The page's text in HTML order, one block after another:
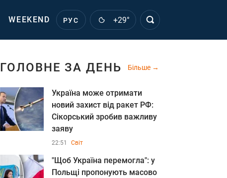
WEEKEND РУС +29°
ГОЛОВНЕ ЗА ДЕНЬ Більше
Україна може отримати
новий захист від ракет РФ:
Сікорський зробив важливу
заяву
22:51 Світ
"Щоб Україна перемогла": у
Польщі пропонують масово